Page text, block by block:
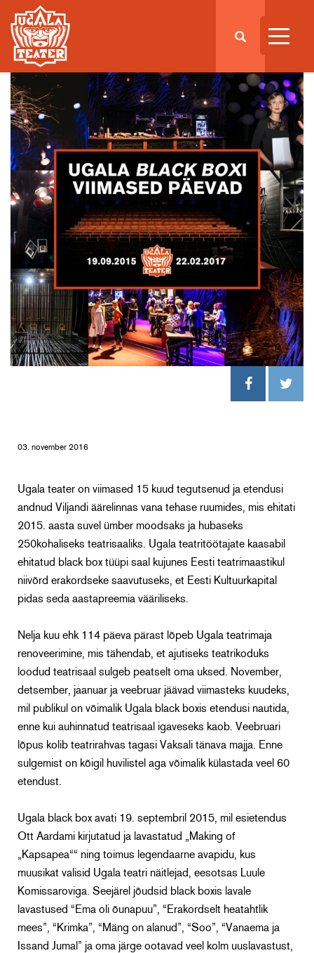
03. november 2016
Ugala teater on viimased 15 kuud tegutsenud ja etendusi
andnud Viljandi äärelinnas vana tehase ruumides, mis ehitati
2015. aasta suvel ümber moodsaks ja hubaseks
250kohaliseks teatrisaaliks. Ugala teatritöötajate kaasabil
ehitatud black box tüüpi saal kujunes Eesti teatrimaastikul
niivõrd erakordseke saavutuseks, et Eesti Kultuurkapital
pidas seda aastapreemia vääriliseks.
Nelja kuu ehk 114 päeva pärast lõpeb Ugala teatrimaja
renoveerimine, mis tähendab, et ajutiseks teatrikoduks
loodud teatrisaal sulgeb peatselt oma uksed. November,
detsember, jaanuar ja veebruar jäävad viimasteks kuudeks,
mil publikul on võimalik Ugala black boxis etendusi nautida,
enne kui auhinnatud teatrisaal igaveseks kaob. Veebruari
lõpus kolib teatrirahvas tagasi Vaksali tänava majja. Enne
sulgemist on kõigil huvilistel aga võimalik külastada veel 60
etendust.
Ugala black box avati 19. septembril 2015, mil esietendus
Ott Aardami kirjutatud ja lavastatud „Making of
„Kapsapea““ ning toimus legendaarne avapidu, kus
muusikat valisid Ugala teatri näitlejad, eesotsas Luule
Komissaroviga. Seejärel jõudsid black boxis lavale
lavastused “Ema oli õunapuu”, “Erakordselt heatahtlik
mees”, “Krimka”, “Mäng on alanud”, “Soo”, “Vanaema ja
Issand Jumal” ja oma järge ootavad veel kolm uuslavastust,